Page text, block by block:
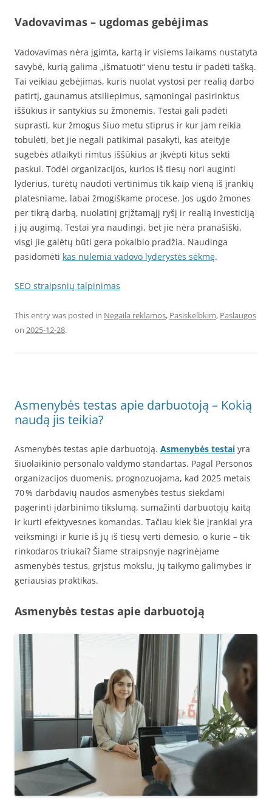
Vadovavimas – ugdomas gebėjimas
Vadovavimas nėra įgimta, kartą ir visiems laikams nustatyta
savybė, kurią galima „išmatuoti“ vienu testu ir padėti tašką.
Tai veikiau gebėjimas, kuris nuolat vystosi per realią darbo
patirtį, gaunamus atsiliepimus, sąmoningai pasirinktus
iššūkius ir santykius su žmonėmis. Testai gali padėti
suprasti, kur žmogus šiuo metu stiprus ir kur jam reikia
tobulėti, bet jie negali patikimai pasakyti, kas ateityje
sugebės atlaikyti rimtus iššūkius ar įkvėpti kitus sekti
paskui. Todėl organizacijos, kurios iš tiesų nori auginti
lyderius, turėtų naudoti vertinimus tik kaip vieną iš įrankių
platesniame, labai žmogiškame procese. Jos ugdo žmones
per tikrą darbą, nuolatinį grįžtamąjį ryšį ir realią investiciją
į jų augimą. Testai yra naudingi, bet jie nėra pranašiški,
visgi jie galėtų būti gera pokalbio pradžia. Naudinga
pasidomėti kas nulemia vadovo lyderystės sėkmę.
SEO straipsnių talpinimas
This entry was posted in Negaila reklamos, Pasiskelbkim, Paslaugos
on 2025-12-28.
Asmenybės testas apie darbuotoją – Kokią
naudą jis teikia?
Asmenybės testas apie darbuotoją. Asmenybės testai yra
šiuolaikinio personalo valdymo standartas. Pagal Personos
organizacijos duomenis, prognozuojama, kad 2025 metais
70 % darbdavių naudos asmenybės testus siekdami
pagerinti įdarbinimo tikslumą, sumažinti darbuotojų kaitą
ir kurti efektyvesnes komandas. Tačiau kiek šie įrankiai yra
veiksmingi ir kurie iš jų iš tiesų verti dėmesio, o kurie – tik
rinkodaros triukai? Šiame straipsnyje nagrinėjame
asmenybės testus, grįstus mokslu, jų taikymo galimybes ir
geriausias praktikas.
Asmenybės testas apie darbuotoją